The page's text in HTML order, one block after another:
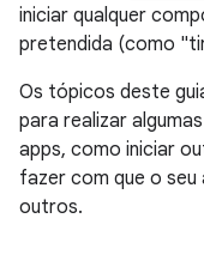
iniciar qualquer
pretendida (como
Os tópicos deste
para realizar
apps, como iniciar
fazer com que o
outros.